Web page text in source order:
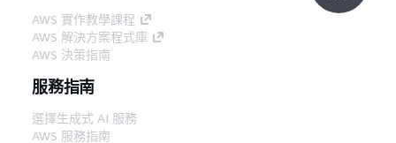
AWS 實作教學課程
AWS 解決方案程式庫
AWS 決策指南
服務指南
選擇生成式 AI 服務
AWS 服務指南